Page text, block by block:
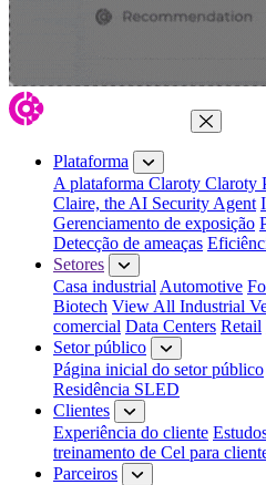
Fechar
Plataforma
A plataforma Claroty Claroty
Claire, the AI Security Agent
Gerenciamento de exposição
Detecção de ameaças
Setores
Casa industrial Automotive
Biotech View All Industrial
comercial Data Centers Retail
Setor público
Página inicial do setor público
Residência SLED
Clientes
Experiência do cliente
treinamento de Cel para
Parceiros